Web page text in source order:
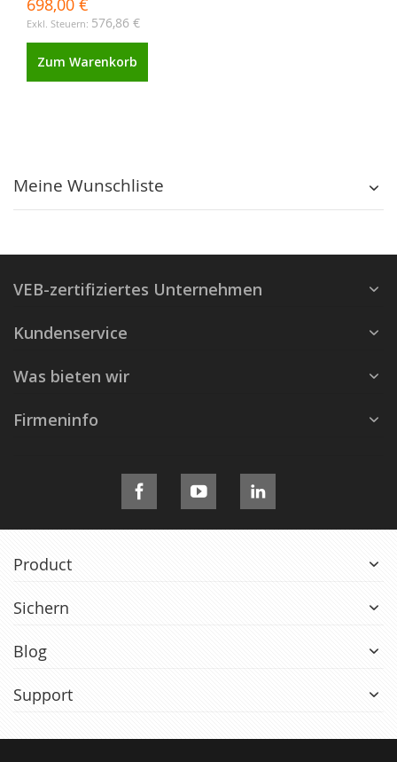
698,00 €
576,86 €
Zum Warenkorb
Meine Wunschliste
VEB-zertifiziertes Unternehmen
Kundenservice
Was bieten wir
Firmeninfo
Product
Sichern
Blog
Support